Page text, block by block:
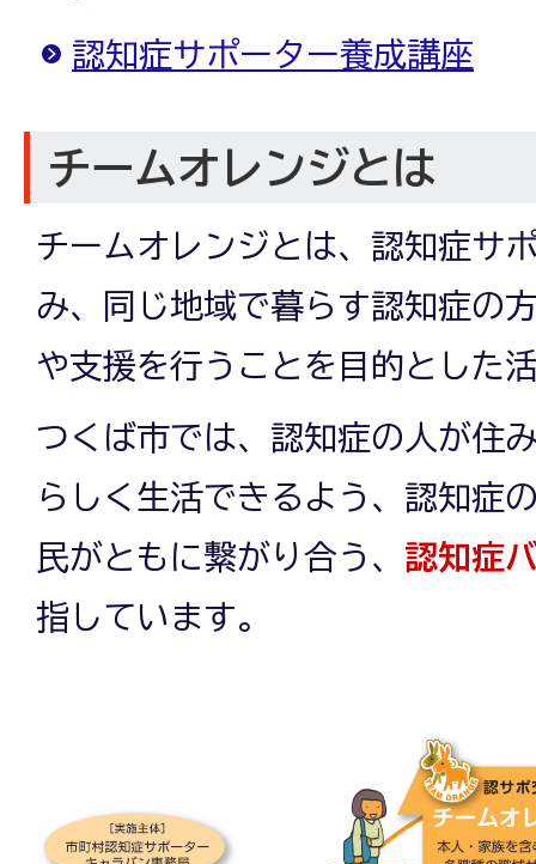
認知症サポーター養成講座
チームオレンジとは
チームオレンジとは、認知症サ
み、同じ地域で暮らす認知症の
や支援を行うことを目的とした
つくば市では、認知症の人が住
らしく生活できるよう、認知症
民がともに繋がり合う、 認知症
指しています。